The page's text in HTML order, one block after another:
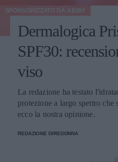
Dermalogica
SPF30:
viso
La redazione ha testato
protezione a largo spettro
ecco la nostra opinione.
SPONSORIZZATO DA ABIBY
REDAZIONE DIREDONNA